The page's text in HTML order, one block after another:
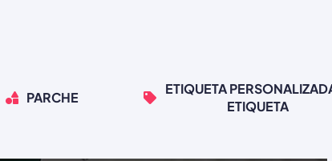
PARCHE
ETIQUETA
ETIQUETA